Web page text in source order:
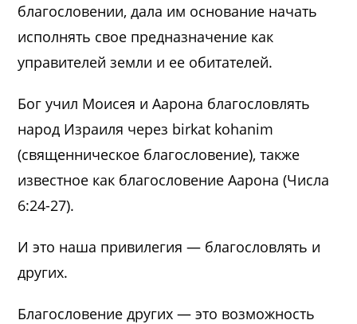
благословении, дала им основание начать
исполнять свое предназначение как
управителей земли и ее обитателей.
Бог учил Моисея и Аарона благословлять
народ Израиля через birkat kohanim
(священническое благословение), также
известное как благословение Аарона (Числа
6:24-27).
И это наша привилегия — благословлять и
других.
Благословение других — это возможность